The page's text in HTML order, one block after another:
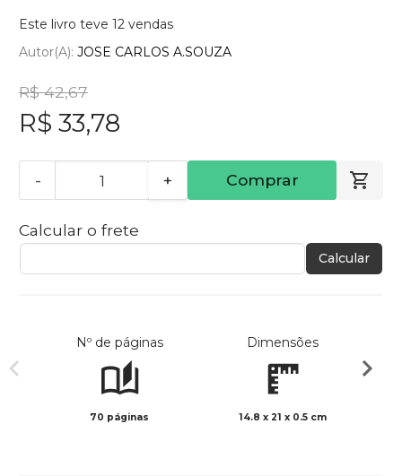
Este livro teve 12 vendas
Autor(a): JOSE CARLOS A.SOUZA
R$ 42,67
R$ 33,78
- + Comprar
Calcular o frete
Calcular
Nº de páginas
70 páginas
Dimensões
14.8 x 21 x 0.5 cm